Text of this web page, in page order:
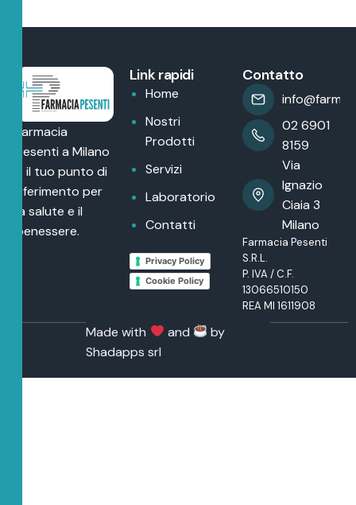
Farmacia
Pesenti a Milano
è il tuo punto di
riferimento per
la salute e il
benessere.
Link rapidi
Home
Nostri
Prodotti
Servizi
Laboratorio
Contatti
Privacy Policy
Cookie Policy
Contatto
02 6901
8159
Via
Ignazio
Ciaia 3
Milano
Farmacia Pesenti
S.R.L.
P. IVA / C.F.
13066510150
REA MI 1611908
Made with and
by
Shadapps srl